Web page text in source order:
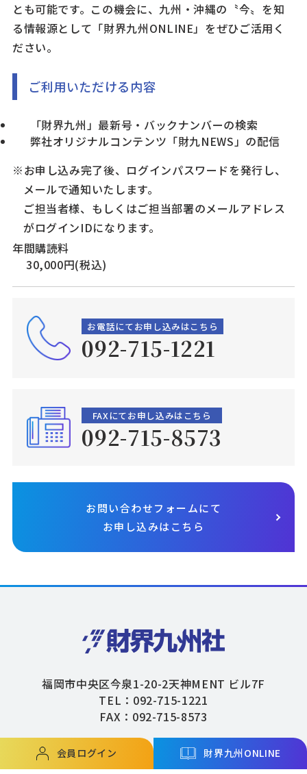
とも可能です。この機会に、九州・沖縄の〝今〟を知
る情報源として「財界九州ONLINE」をぜひご活用く
ださい。
ご利用いただける内容
「財界九州」最新号・バックナンバーの検索
弊社オリジナルコンテンツ「財九NEWS」の配信
※お申し込み完了後、ログインパスワードを発行し、
メールで通知いたします。
ご担当者様、もしくはご担当部署のメールアドレス
がログインIDになります。
年間購読料
30,000円(税込)
お電話にてお申し込みはこちら
092-715-1221
FAXにてお申し込みはこちら
092-715-8573
お問い合わせフォームにて
お申し込みはこちら
会員ログイン 財界九州ONLINE
福岡市中央区今泉1-20-2天神MENT ビル7F
TEL：092-715-1221
FAX：092-715-8573
Copyright © ZAIKAIKYUSHU Co,.Ltd. All Rights Reserved.